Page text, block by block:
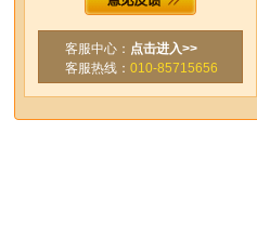
客服中心： 点击进入>>
客服热线： 010-85715656